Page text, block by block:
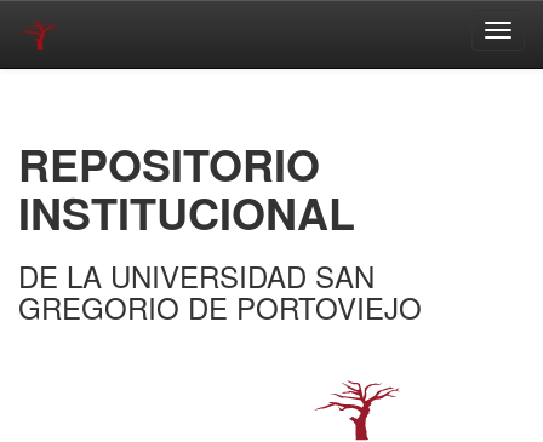
REPOSITORIO
INSTITUCIONAL
DE LA UNIVERSIDAD SAN
GREGORIO DE PORTOVIEJO